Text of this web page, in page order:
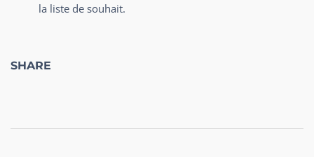
la liste de souhait.
SHARE